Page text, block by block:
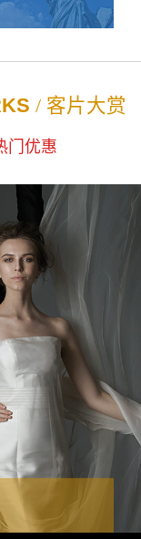
/ 客片大赏
门优惠